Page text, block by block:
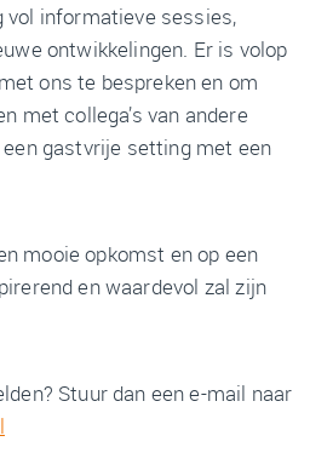
vol informatieve sessies,
ontwikkelingen. Er is volop
ons te bespreken en om
met collega’s van andere
gastvrije setting met een
mooie opkomst en op een
en waardevol zal zijn
Stuur dan een e-mail naar